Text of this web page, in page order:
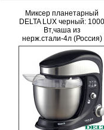
Миксер планетарный
DELTA LUX черный: 1000
Вт,чаша из
нерж.стали-4л (Россия)